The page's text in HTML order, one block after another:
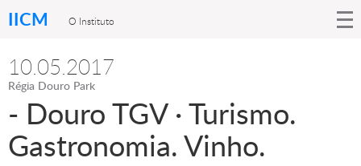
IICM O Instituto
10.05.2017
Régia Douro Park
- Douro TGV · Turismo.
Gastronomia. Vinho.